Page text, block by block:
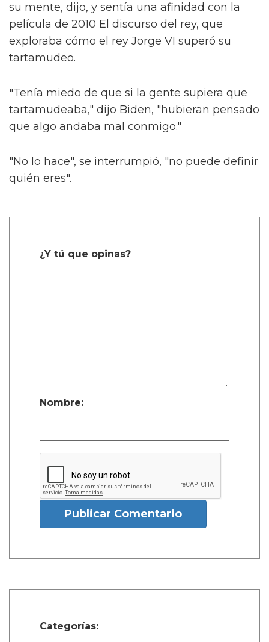
su mente, dijo, y sentía una afinidad con la
película de 2010 El discurso del rey, que
exploraba cómo el rey Jorge VI superó su
tartamudeo.
"Tenía miedo de que si la gente supiera que
tartamudeaba," dijo Biden, "hubieran pensado
que algo andaba mal conmigo."
"No lo hace", se interrumpió, "no puede definir
quién eres".
¿Y tú que opinas?
Nombre:
Publicar Comentario
Categorías: